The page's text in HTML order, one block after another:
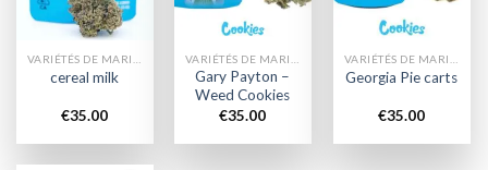
cereal milk
€35.00
Gary Payton –
Weed Cookies
€35.00
Georgia Pie carts
€35.00